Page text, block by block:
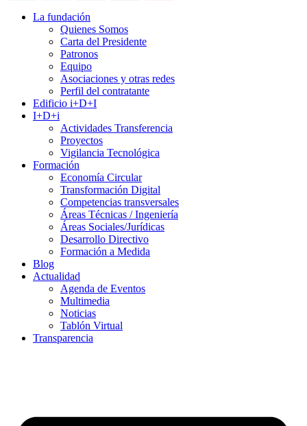
La fundación
Quienes Somos
Carta del Presidente
Patronos
Equipo
Asociaciones y otras redes
Perfil del contratante
Edificio i+D+I
I+D+i
Actividades Transferencia
Proyectos
Vigilancia Tecnológica
Formación
Economía Circular
Transformación Digital
Competencias transversales
Áreas Técnicas / Ingeniería
Áreas Sociales/Jurídicas
Desarrollo Directivo
Formación a Medida
Blog
Actualidad
Agenda de Eventos
Multimedia
Noticias
Tablón Virtual
Transparencia